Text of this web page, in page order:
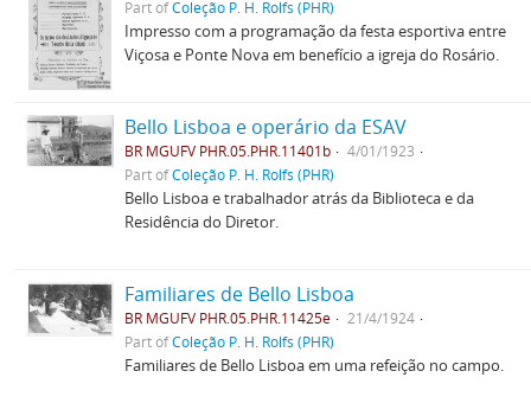
Part ofColeção P. H. Rolfs (PHR)
Impresso com a programação da festa esportiva entre
Viçosa e Ponte Nova em benefício a igreja do Rosário.
Bello Lisboa e operário da ESAV
BR MGUFV PHR.05.PHR.11401b
4/01/1923
Part ofColeção P. H. Rolfs (PHR)
Bello Lisboa e trabalhador atrás da Biblioteca e da
Residência do Diretor.
Familiares de Bello Lisboa
BR MGUFV PHR.05.PHR.11425e
21/4/1924
Part ofColeção P. H. Rolfs (PHR)
Familiares de Bello Lisboa em uma refeição no campo.